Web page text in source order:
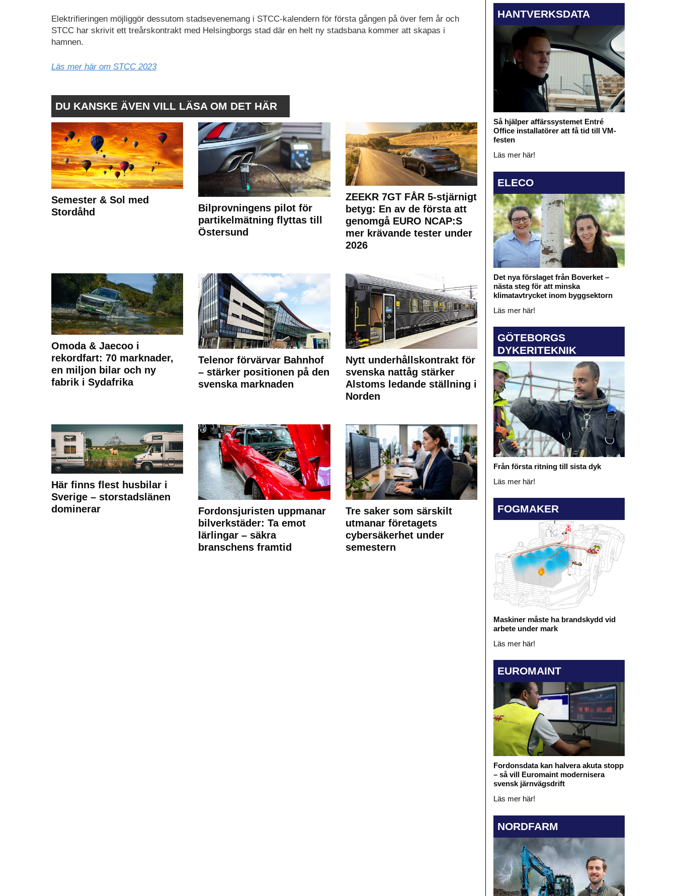
Elektrifieringen möjliggör dessutom stadsevenemang i STCC-kalendern för första gången på över fem år och
STCC har skrivit ett treårskontrakt med Helsingborgs stad där en helt ny stadsbana kommer att skapas i
hamnen.
Läs mer här om STCC 2023
DU KANSKE ÄVEN VILL LÄSA OM DET HÄR
Semester & Sol med
Stordåhd
Bilprovningens pilot för
partikelmätning flyttas till
Östersund
ZEEKR 7GT FÅR 5-stjärnigt
betyg: En av de första att
genomgå EURO NCAP:S
mer krävande tester under
2026
Omoda & Jaecoo i
rekordfart: 70 marknader,
en miljon bilar och ny
fabrik i Sydafrika
Telenor förvärvar Bahnhof
– stärker positionen på den
svenska marknaden
Nytt underhållskontrakt för
svenska nattåg stärker
Alstoms ledande ställning i
Norden
Här finns flest husbilar i
Sverige – storstadslänen
dominerar
Fordonsjuristen uppmanar
bilverkstäder: Ta emot
lärlingar – säkra
branschens framtid
Tre saker som särskilt
utmanar företagets
cybersäkerhet under
semestern
HANTVERKSDATA
Så hjälper affärssystemet Entré
Office installatörer att få tid till VM-
festen
Läs mer här!
ELECO
Det nya förslaget från Boverket –
nästa steg för att minska
klimatavtrycket inom byggsektorn
Läs mer här!
GÖTEBORGS
DYKERITEKNIK
Från första ritning till sista dyk
Läs mer här!
FOGMAKER
Maskiner måste ha brandskydd vid
arbete under mark
Läs mer här!
EUROMAINT
Fordonsdata kan halvera akuta stopp
– så vill Euromaint modernisera
svensk järnvägsdrift
Läs mer här!
NORDFARM